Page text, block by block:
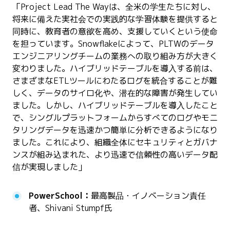
「Project Lead The Wayは、全米の学生たちに対し、
将来に備えた実社会での実践的な学習体験を提供すると
同時に、教育者の意欲を高め、支援していくという使命
を担っています。Snowflakeによって、PLTWのデータ
エンジニアリングチームの業務への取り組み方が大きく
変わりました。ハイブリッドテーブルを導入する前は、
さまざまなETLツールにわたるログを統合することが難
しく、データのサイロ化や、潜在的な障害が発生してい
ました。しかし、ハイブリッドテーブルを導入したこと
で、シングルプラットフォームからすべてのログやモニ
タリングデータを迅速かつ簡単に分析できるようになり
ました。これにより、組織全体にセキュリティとガバナ
ンスが組み込まれた、より迅速で信頼性の高いデータ配
信が実現しました」
PowerSchool： 最高製品・イノベーション責任
者、Shivani Stumpf氏